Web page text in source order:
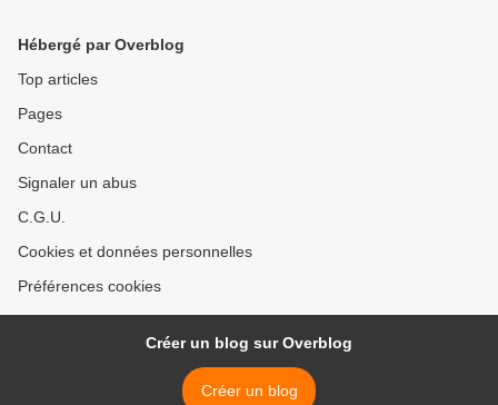
Hébergé par Overblog
Top articles
Pages
Contact
Signaler un abus
C.G.U.
Cookies et données personnelles
Préférences cookies
Créer un blog sur Overblog
Créer un blog